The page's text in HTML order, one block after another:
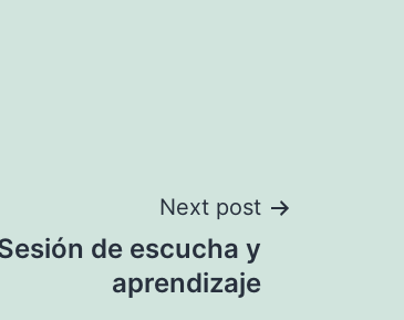
Next post
de escucha y
aprendizaje